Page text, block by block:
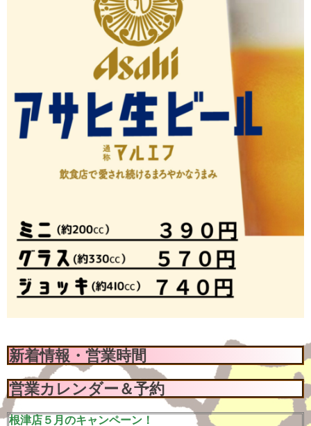
新着情報・営業時間
営業カレンダー＆予約
根津店５月のキャンペーン！